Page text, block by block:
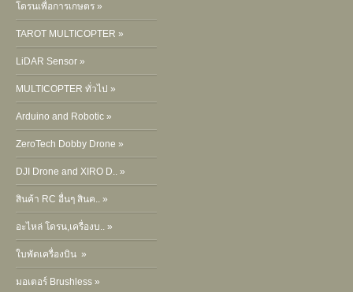
โดรนเพื่อการเกษตร »
TAROT MULTICOPTER »
LiDAR Sensor »
MULTICOPTER ทั่วไป »
Arduino and Robotic »
ZeroTech Dobby Drone »
DJI Drone and XIRO D.. »
สินค้า RC อื่นๆ สินค.. »
อะไหล่ โดรน,เครื่องบ.. »
ใบพัดเครื่องบิน »
มอเตอร์ Brushless »